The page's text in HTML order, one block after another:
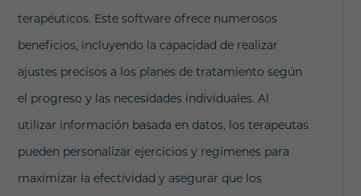
terapéuticos. Este software ofrece numerosos
beneficios, incluyendo la capacidad de realizar
ajustes precisos a los planes de tratamiento según
el progreso y las necesidades individuales. Al
utilizar información basada en datos, los terapeutas
pueden personalizar ejercicios y regímenes para
maximizar la efectividad y asegurar que los